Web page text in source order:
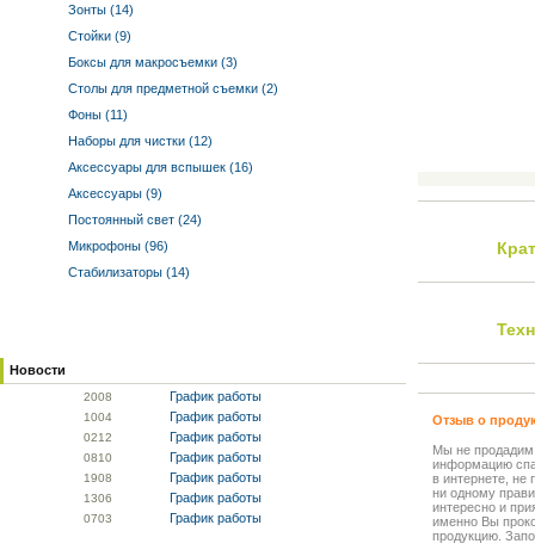
Зонты (14)
Стойки (9)
Боксы для макросъемки (3)
Столы для предметной съемки (2)
Фоны (11)
Наборы для чистки (12)
Аксессуары для вспышек (16)
Аксессуары (9)
Постоянный свет (24)
Микрофоны (96)
Стабилизаторы (14)
Новости
2008 График работы
1004 График работы
0212 График работы
0810 График работы
1908 График работы
1306 График работы
0703 График работы
Отзыв о
Мы не
информацию
в интернете, не
ни одному
интересно и
именно Вы
продукцию.